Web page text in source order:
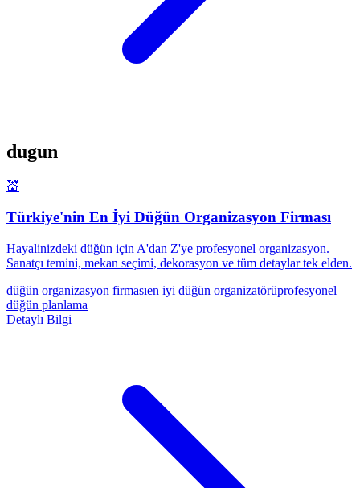
dugun
💒
Türkiye'nin En İyi Düğün Organizasyon Firması
Hayalinizdeki düğün için A'dan Z'ye profesyonel organizasyon.
Sanatçı temini, mekan seçimi, dekorasyon ve tüm detaylar tek elden.
düğün organizasyon firmasıen iyi düğün organizatörüprofesyonel
düğün planlama
Detaylı Bilgi